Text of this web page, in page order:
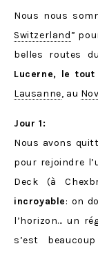
Nous nous
Switzerland”
belles routes
Lucerne, le
Lausanne, au
Jour 1:
Nous avons
pour rejoindre
Deck (à
incroyable: on
l’horizon… un
s’est